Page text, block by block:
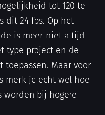
tot 120 te
dit 24 fps. Op het
is meer niet altijd
type project en de
Maar voor
merk je echt wel hoe
worden bij hogere